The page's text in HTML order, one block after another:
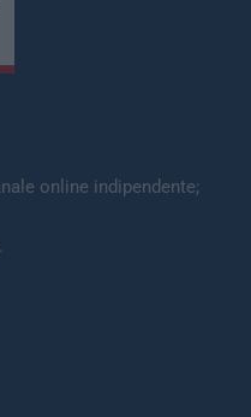
online indipendente;